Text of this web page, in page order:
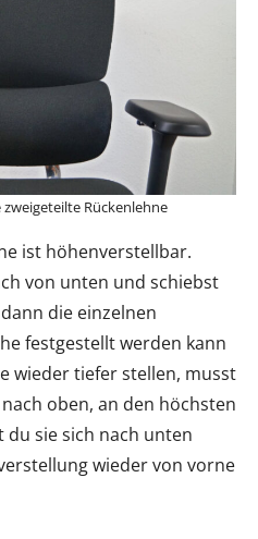
Rückenlehne
ist höhenverstellbar.
von unten und schiebst
die einzelnen
festgestellt werden kann
wieder tiefer stellen, musst
oben, an den höchsten
du sie sich nach unten
wieder von vorne